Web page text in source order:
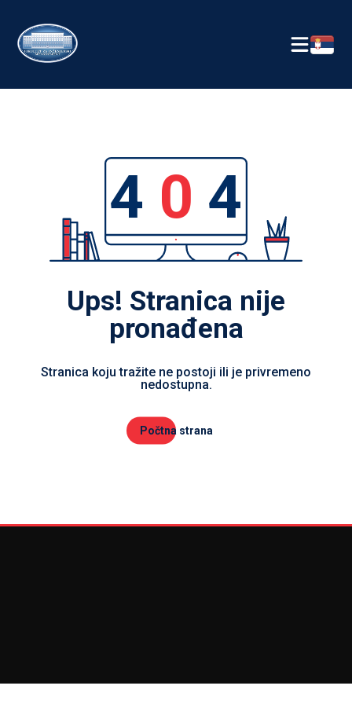
4 0 4
Ups! Stranica nije
pronađena
Stranica koju tražite ne postoji ili je privremeno
nedostupna.
Počtna strana